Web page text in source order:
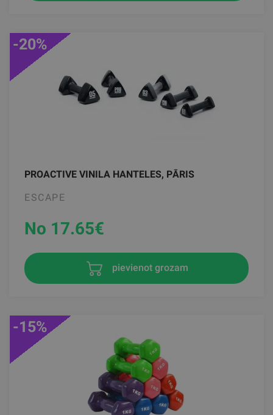
PROACTIVE VINILA HANTELES, PĀRIS
ESCAPE
-20%
No 17.65€
pievienot grozam
-15%